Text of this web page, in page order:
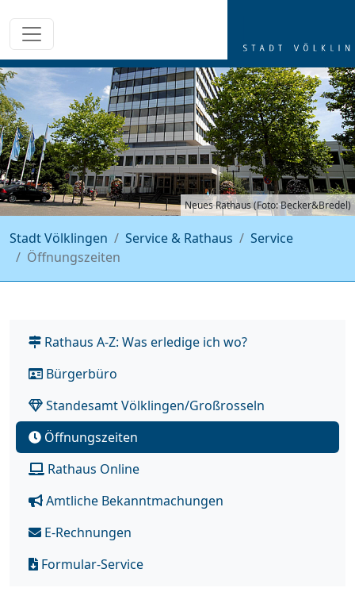
Neues Rathaus (Foto: Becker&Bredel)
Stadt Völklingen Service & Rathaus
Service
Öffnungszeiten
Rathaus A-Z: Was erledige ich wo?
Bürgerbüro
Standesamt Völklingen/Großrosseln
Öffnungszeiten
Rathaus Online
Amtliche Bekanntmachungen
E-Rechnungen
Formular-Service